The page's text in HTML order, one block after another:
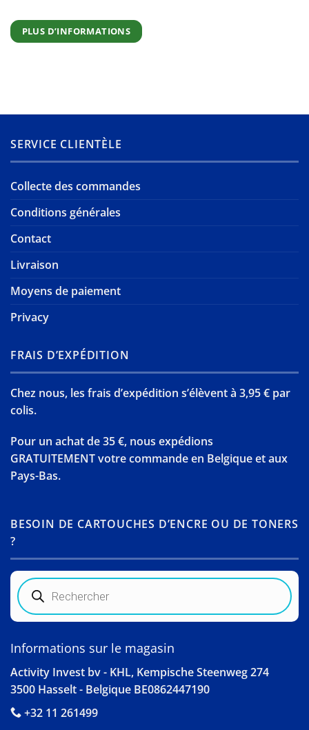
PLUS D’INFORMATIONS
SERVICE CLIENTÈLE
Collecte des commandes
Conditions générales
Contact
Livraison
Moyens de paiement
Privacy
FRAIS D’EXPÉDITION
Chez nous, les frais d’expédition s’élèvent à 3,95 € par
colis.
Pour un achat de 35 €, nous expédions
GRATUITEMENT votre commande en Belgique et aux
Pays-Bas.
BESOIN DE CARTOUCHES D’ENCRE OU DE TONERS
?
Recherche
de
produits
Informations sur le magasin
Activity Invest bv - KHL, Kempische Steenweg 274
3500 Hasselt - Belgique BE0862447190
+32 11 261499